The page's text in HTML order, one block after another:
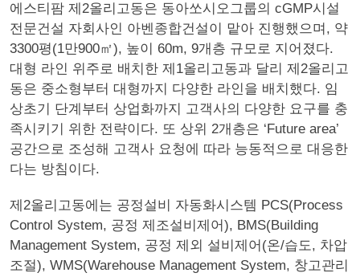
에스티팜 제2올리고동은 동아쏘시오그룹의 cGMP시설
전문건설 자회사인 아벤종합건설이 맡아 진행했으며, 약
3300평(1만900㎡), 높이 60m, 9개층 규모로 지어졌다.
대형 라인 위주로 배치한 제1올리고동과 달리 제2올리고
동은 중소형부터 대형까지 다양한 라인을 배치했다. 임
상초기 단계부터 상업화까지 고객사의 다양한 요구를 충
족시키기 위한 전략이다. 또 상위 2개층은 ‘Future area’
공간으로 조성해 고객사 요청에 따라 능동적으로 대응한
다는 방침이다.
제2올리고동에는 공정설비 자동화시스템 PCS(Process
Control System, 공정 제조설비제어), BMS(Building
Management System, 공정 제외 설비제어(온/습도, 차압
조절), WMS(Warehouse Management System, 창고관리